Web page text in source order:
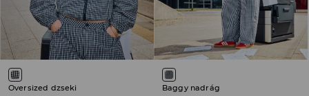
Oversized dzseki Baggy nadrág